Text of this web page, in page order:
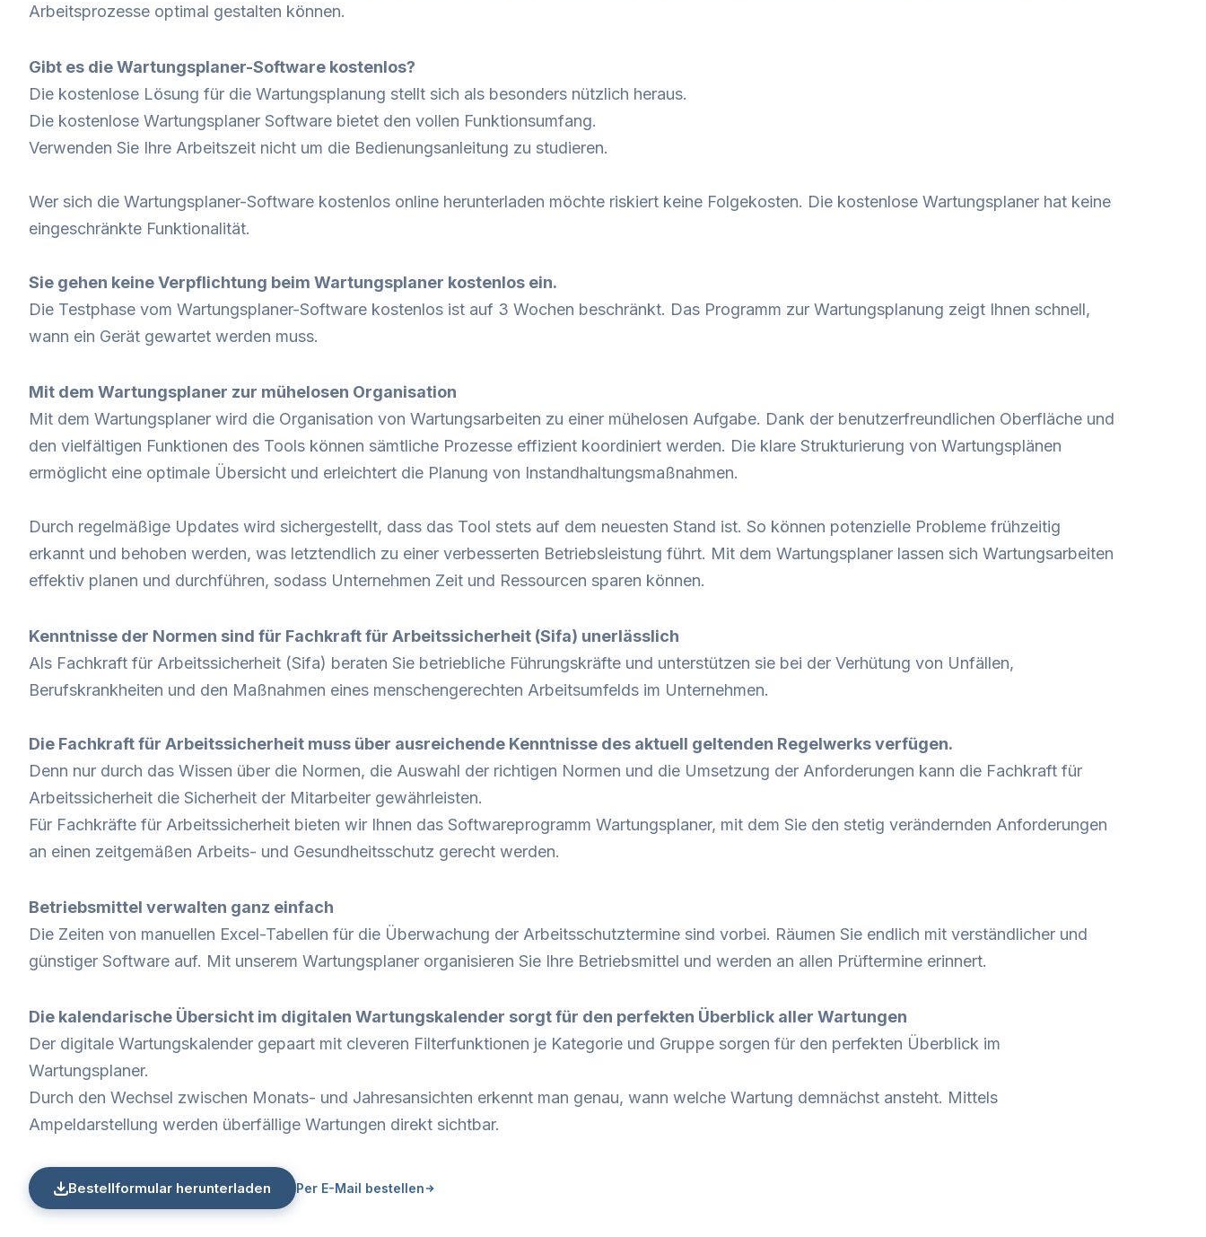
Arbeitsprozesse optimal gestalten können.
Gibt es die Wartungsplaner-Software kostenlos?
Die kostenlose Lösung für die Wartungsplanung stellt sich als besonders nützlich heraus.
Die kostenlose Wartungsplaner Software bietet den vollen Funktionsumfang.
Verwenden Sie Ihre Arbeitszeit nicht um die Bedienungsanleitung zu studieren.
Wer sich die Wartungsplaner-Software kostenlos online herunterladen möchte riskiert keine Folgekosten. Die kostenlose Wartungsplaner hat keine
eingeschränkte Funktionalität.
Sie gehen keine Verpflichtung beim Wartungsplaner kostenlos ein.
Die Testphase vom Wartungsplaner-Software kostenlos ist auf 3 Wochen beschränkt. Das Programm zur Wartungsplanung zeigt Ihnen schnell,
wann ein Gerät gewartet werden muss.
Mit dem Wartungsplaner zur mühelosen Organisation
Mit dem Wartungsplaner wird die Organisation von Wartungsarbeiten zu einer mühelosen Aufgabe. Dank der benutzerfreundlichen Oberfläche und
den vielfältigen Funktionen des Tools können sämtliche Prozesse effizient koordiniert werden. Die klare Strukturierung von Wartungsplänen
ermöglicht eine optimale Übersicht und erleichtert die Planung von Instandhaltungsmaßnahmen.
Durch regelmäßige Updates wird sichergestellt, dass das Tool stets auf dem neuesten Stand ist. So können potenzielle Probleme frühzeitig
erkannt und behoben werden, was letztendlich zu einer verbesserten Betriebsleistung führt. Mit dem Wartungsplaner lassen sich Wartungsarbeiten
effektiv planen und durchführen, sodass Unternehmen Zeit und Ressourcen sparen können.
Kenntnisse der Normen sind für Fachkraft für Arbeitssicherheit (Sifa) unerlässlich
Als Fachkraft für Arbeitssicherheit (Sifa) beraten Sie betriebliche Führungskräfte und unterstützen sie bei der Verhütung von Unfällen,
Berufskrankheiten und den Maßnahmen eines menschengerechten Arbeitsumfelds im Unternehmen.
Die Fachkraft für Arbeitssicherheit muss über ausreichende Kenntnisse des aktuell geltenden Regelwerks verfügen.
Denn nur durch das Wissen über die Normen, die Auswahl der richtigen Normen und die Umsetzung der Anforderungen kann die Fachkraft für
Arbeitssicherheit die Sicherheit der Mitarbeiter gewährleisten.
Für Fachkräfte für Arbeitssicherheit bieten wir Ihnen das Softwareprogramm Wartungsplaner, mit dem Sie den stetig verändernden Anforderungen
an einen zeitgemäßen Arbeits- und Gesundheitsschutz gerecht werden.
Betriebsmittel verwalten ganz einfach
Die Zeiten von manuellen Excel-Tabellen für die Überwachung der Arbeitsschutztermine sind vorbei. Räumen Sie endlich mit verständlicher und
günstiger Software auf. Mit unserem Wartungsplaner organisieren Sie Ihre Betriebsmittel und werden an allen Prüftermine erinnert.
Die kalendarische Übersicht im digitalen Wartungskalender sorgt für den perfekten Überblick aller Wartungen
Der digitale Wartungskalender gepaart mit cleveren Filterfunktionen je Kategorie und Gruppe sorgen für den perfekten Überblick im
Wartungsplaner.
Durch den Wechsel zwischen Monats- und Jahresansichten erkennt man genau, wann welche Wartung demnächst ansteht. Mittels
Ampeldarstellung werden überfällige Wartungen direkt sichtbar.
Bestellformular herunterladen Per E-Mail bestellen